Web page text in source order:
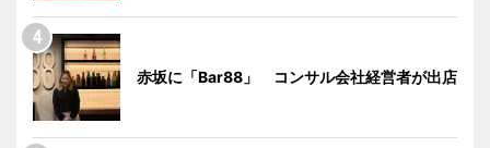
赤坂に「Bar88」 コンサル会社経営者が出店